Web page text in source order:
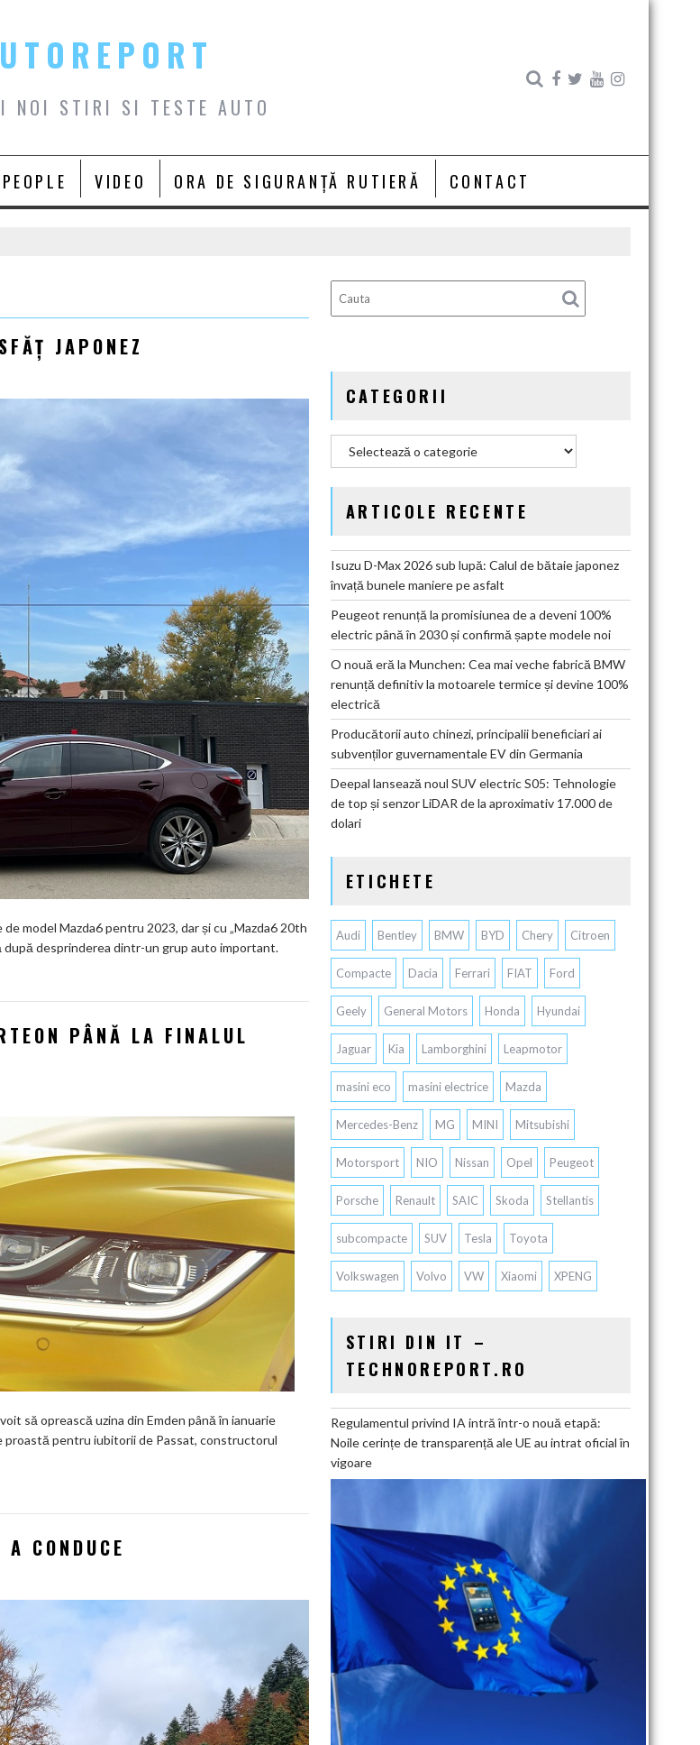
NOI STIRI SI TESTE AUTO
VIDEO ORA DE SIGURANȚĂ RUTIERĂ CONTACT
JAPONEZ
model Mazda6 pentru 2023, dar și cu „Mazda6 20th
după desprinderea dintr-un grup auto important.
PÂNĂ LA FINALUL
să oprească uzina din Emden până în ianuarie
proastă pentru iubitorii de Passat, constructorul
CONDUCE
CATEGORII
ARTICOLE RECENTE
Isuzu D-Max 2026 sub lupă: Calul de bătaie japonez
învață bunele maniere pe asfalt
Peugeot renunță la promisiunea de a deveni 100%
electric până în 2030 și confirmă șapte modele noi
O nouă eră la Munchen: Cea mai veche fabrică BMW
renunță definitiv la motoarele termice și devine 100%
electrică
Producătorii auto chinezi, principalii beneficiari ai
subvenților guvernamentale EV din Germania
Deepal lansează noul SUV electric S05: Tehnologie
de top și senzor LiDAR de la aproximativ 17.000 de
dolari
ETICHETE
Audi Bentley BMW BYD Chery Citroen
Compacte Dacia Ferrari FIAT Ford
Geely General Motors Honda Hyundai
Jaguar Kia Lamborghini Leapmotor
masini eco masini electrice Mazda
Mercedes-Benz MG MINI Mitsubishi
Motorsport NIO Nissan Opel Peugeot
Porsche Renault SAIC Skoda Stellantis
subcompacte SUV Tesla Toyota
Volkswagen Volvo VW Xiaomi XPENG
STIRI DIN IT –
TECHNOREPORT.RO
Regulamentul privind IA intră într-o nouă etapă:
Noile cerințe de transparență ale UE au intrat oficial în
vigoare